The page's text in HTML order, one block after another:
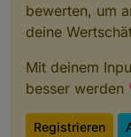
bewerten, um
deine
Mit deinem
besser werden
Registrieren